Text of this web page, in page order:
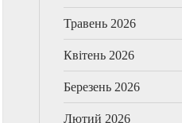
Травень 2026
Квітень 2026
Березень 2026
Лютий 2026